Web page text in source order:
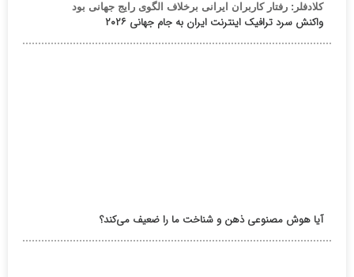
کلادفلر: رفتار کاربران ایرانی برخلاف الگوی رایج جهانی بود
واکنش سرد ترافیک اینترنت ایران به جام جهانی ۲۰۲۶
آیا هوش مصنوعی ذهن و شناخت ما را ضعیف می‌کند؟